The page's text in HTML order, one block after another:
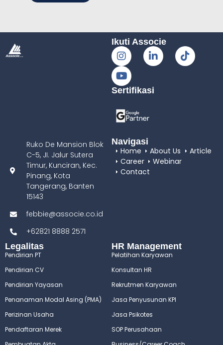
Ruko De Mansion Blok
C-5, JI. Jalur Sutera
Timur, Kunciran, Kec.
Pinang, Kota
Tangerang, Banten
15143
febbie@associe.co.id
+62821 8888 2571
Ikuti Associe
Sertifikasi
Navigasi
Home
About Us
Article
Career
Webinar
Contact
Legalitas
Pendirian PT
Pendirian CV
Pendirian Yayasan
Penanaman Modal Asing (PMA)
Perizinan Usaha
Pendaftaran Merek
HR Management
Pelatihan Karyawan
Konsultan HR
Rekrutmen Karyawan
Jasa Penyusunan KPI
Jasa Psikotes
SOP Perusahaan